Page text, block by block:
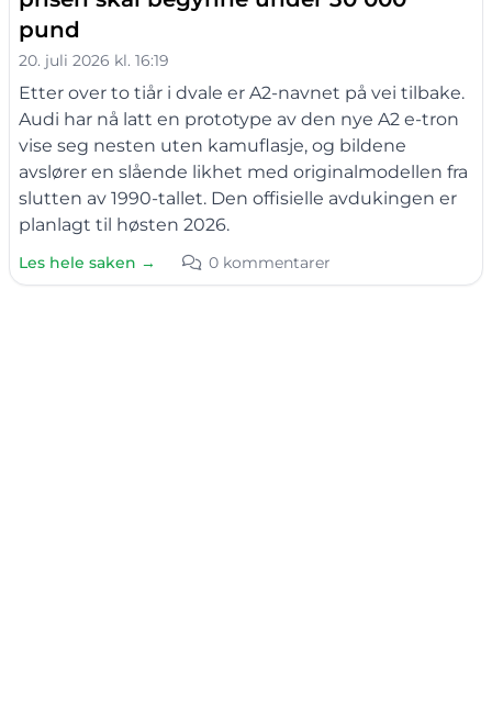
pund
20. juli 2026 kl. 16:19
Etter over to tiår i dvale er A2-navnet på vei tilbake.
Audi har nå latt en prototype av den nye A2 e-tron
vise seg nesten uten kamuflasje, og bildene
avslører en slående likhet med originalmodellen fra
slutten av 1990-tallet. Den offisielle avdukingen er
planlagt til høsten 2026.
Les hele saken → 0 kommentarer